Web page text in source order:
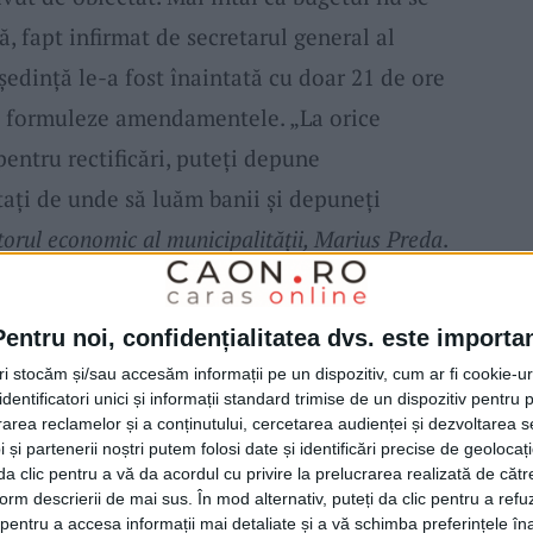
noi, confidențialitatea dvs. este
stocăm și/sau accesăm informații pe un dispozitiv, cum ar fi cookie-
unici și informații standard trimise de un dispozitiv pentru
reclamelor și a conținutului, cercetarea audienței și dezvoltarea
și partenerii noștri putem folosi date și identificări precise de
clic pentru a vă da acordul cu privire la prelucrarea realizată de
descrierii de mai sus. În mod alternativ, puteți da clic pentru a
a accesa informații mai detaliate și a vă schimba preferințele
fapt infirmat de secretarul general al
le-a fost înaintată cu doar 21 de ore
amendamentele. „La orice
rectificări, puteți depune
de unde să luăm banii și depuneți
economic al municipalității, Marius Preda.
20 de minute ca să-și formuleze
aleși locali nu au fost de acord, iar
amendamentele se depun, conform legii,
și-au prezentat în plen propunerile
pictura catedralei episcopale, terenuri
Valea Cenchii, rețele pluviale pe